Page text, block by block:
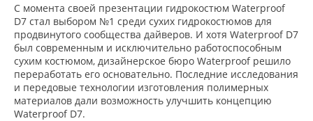
С момента своей презентации гидрокостюм Waterproof
D7 стал выбором №1 среди сухих гидрокостюмов для
продвинутого сообщества дайверов. И хотя Waterproof D7
был современным и исключительно работоспособным
сухим костюмом, дизайнерское бюро Waterproof решило
переработать его основательно. Последние исследования
и передовые технологии изготовления полимерных
материалов дали возможность улучшить концепцию
Waterproof D7.